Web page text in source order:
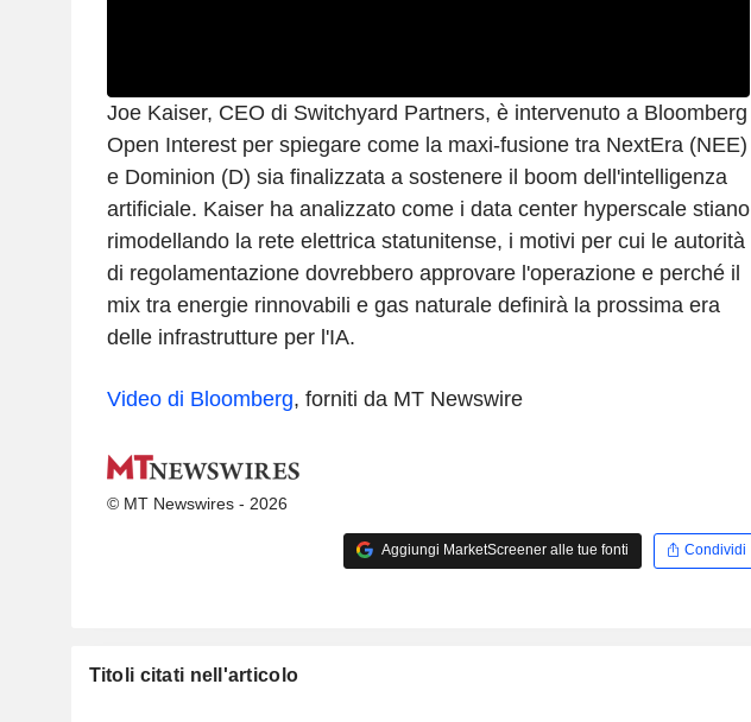
Joe Kaiser, CEO di Switchyard Partners, è intervenuto a Bloomberg
Open Interest per spiegare come la maxi-fusione tra NextEra (NEE)
e Dominion (D) sia finalizzata a sostenere il boom dell'intelligenza
artificiale. Kaiser ha analizzato come i data center hyperscale stiano
rimodellando la rete elettrica statunitense, i motivi per cui le autorità
di regolamentazione dovrebbero approvare l'operazione e perché il
mix tra energie rinnovabili e gas naturale definirà la prossima era
delle infrastrutture per l'IA.
Video di Bloomberg, forniti da MT Newswire
© MT Newswires - 2026
Aggiungi MarketScreener alle tue fonti Condividi
Titoli citati nell'articolo